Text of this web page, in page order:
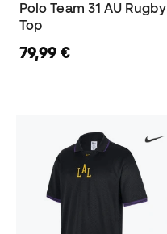
Polo Team 31 AU Rugby
Top
79,99 €